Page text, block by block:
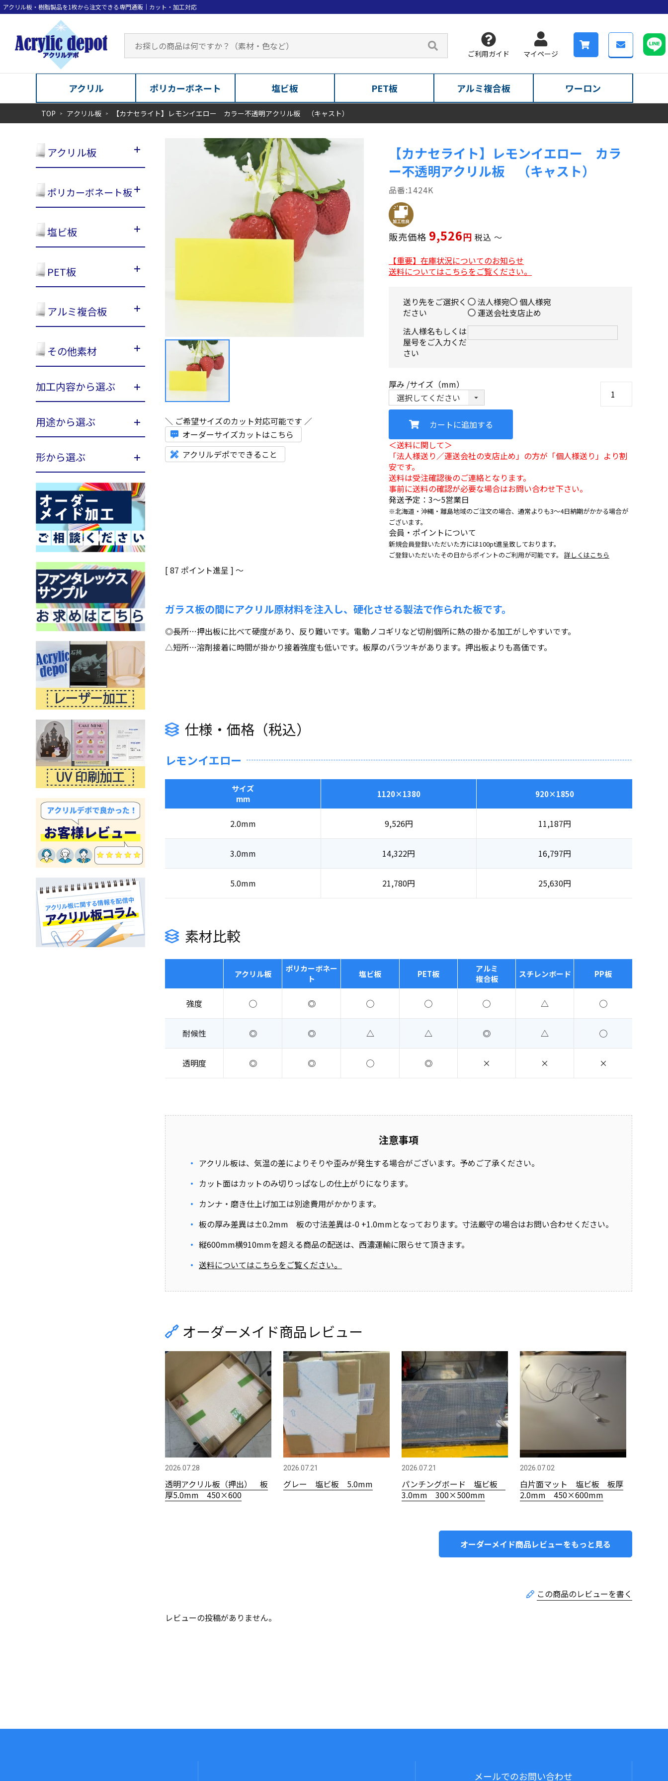
ご利用ガイド マイページ
アクリル ポリカーボネート 塩ビ板 PET板 アルミ複合板 ワーロン
TOP アクリル板 【カナセライト】レモンイエロー カラー不透明アクリル板 （キャスト）
アクリル板
ポリカーボネート板
塩ビ板
PET板
アルミ複合板
その他素材
加工内容から選ぶ
用途から選ぶ
形から選ぶ
＼ ご希望サイズのカット対応可能です ／
オーダーサイズカットはこちら
アクリルデポでできること
【カナセライト】レモンイエロー カラ
ー不透明アクリル板 （キャスト）
1424K
販売価格 9,526 税込 〜
【重要】在庫状況についてのお知らせ
送料についてはこちらをご覧ください。
送り先をご選択く
ださい
法人様宛
個人様宛
運送会社支店止め
法人様名もしくは
屋号をご入力くだ
さい
厚み サイズ（mm）
カートに追加する
＜送料に関して＞
「法人様送り／運送会社の支店止め」の方が「個人様送り」より割
安です。
送料は受注確認後のご連絡となります。
事前に送料の確認が必要な場合はお問い合わせ下さい。
発送予定：3〜5営業日
※北海道・沖縄・離島地域のご注文の場合、通常よりも3～4日納期がかかる場合が
ございます。
会員・ポイントについて
新規会員登録いただいた方には100pt進呈致しております。
ご登録いただいたその日からポイントのご利用が可能です。 詳しくはこちら
[87 ポイント進呈 ] 〜
ガラス板の間にアクリル原材料を注入し、硬化させる製法で作られた板です。
◎長所…押出板に比べて硬度があり、反り難いです。電動ノコギリなど切削個所に熱の掛かる加工がしやすいです。
△短所…溶剤接着に時間が掛かり接着強度も低いです。板厚のバラツキがあります。押出板よりも高価です。
仕様・価格（税込）
レモンイエロー
サイズ
mm
1120×1380 920×1850
2.0mm 9,526円 11,187円
3.0mm 14,322円 16,797円
5.0mm 21,780円 25,630円
素材比較
アクリル板
ポリカーボネー
ト
塩ビ板 PET板
アルミ
複合板
スチレンボード PP板
強度 ◯ ◎ ◯ ◯ ◯ △ ◯
耐候性 ◎ ◎ △ △ ◎ △ ◯
透明度 ◎ ◎ ◯ ◎ × × ×
注意事項
アクリル板は、気温の差によりそりや歪みが発生する場合がございます。予めご了承ください。
カット面はカットのみ切りっぱなしの仕上がりになります。
カンナ・磨き仕上げ加工は別途費用がかかります。
板の厚み差異は±0.2mm 板の寸法差異は-0 +1.0mmとなっております。寸法厳守の場合はお問い合わせください。
縦600mm横910mmを超える商品の配送は、西濃運輸に限らせて頂きます。
送料についてはこちらをご覧ください。
オーダーメイド商品レビュー
2026.07.28
透明アクリル板（押出） 板
厚5.0mm 450×600
2026.07.21
グレー 塩ビ板 5.0mm
2026.07.21
パンチングボード 塩ビ板
3.0mm 300×500mm
2026.07.02
白片面マット 塩ビ板 板厚
2.0mm 450×600mm
オーダーメイド商品レビューをもっと見る
レビューの投稿がありません。
メールでのお問い合わせ